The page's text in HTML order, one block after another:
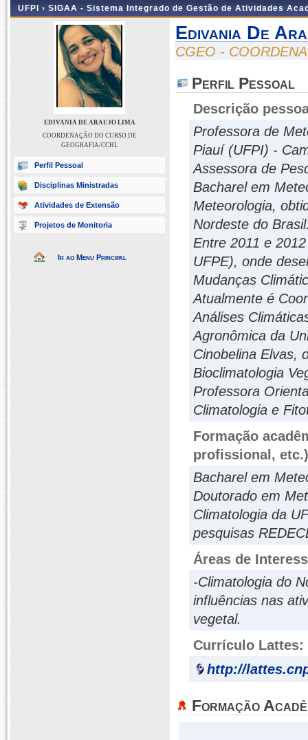
UFPI › SIGAA - Sistema Integrado de Gestão de Atividades
EDIVANIA DE ARAUJO LIMA
COORDENAÇÃO DO CURSO DE
GEOGRAFIA/CCHL
Perfil Pessoal
Disciplinas Ministradas
Atividades de Extensão
Projetos de Monitoria
Ir ao Menu Principal
Edivania De
CGEO -
Perfil Pessoal
Descrição
Professora de
Piauí (UFPI) -
Assessora de
Bacharel em
Meteorologia,
Nordeste do
Entre 2011 e
UFPE), onde
Mudanças
Atualmente é
Análises
Agronômica da
Cinobelina Elvas,
Bioclimatologia
Professora
Climatologia e
Formação
profissional, etc.)
Bacharel em
Doutorado em
Climatologia da
pesquisas
Áreas de
-Climatologia do
influências nas
vegetal.
Currículo Lattes:
http://
Formação